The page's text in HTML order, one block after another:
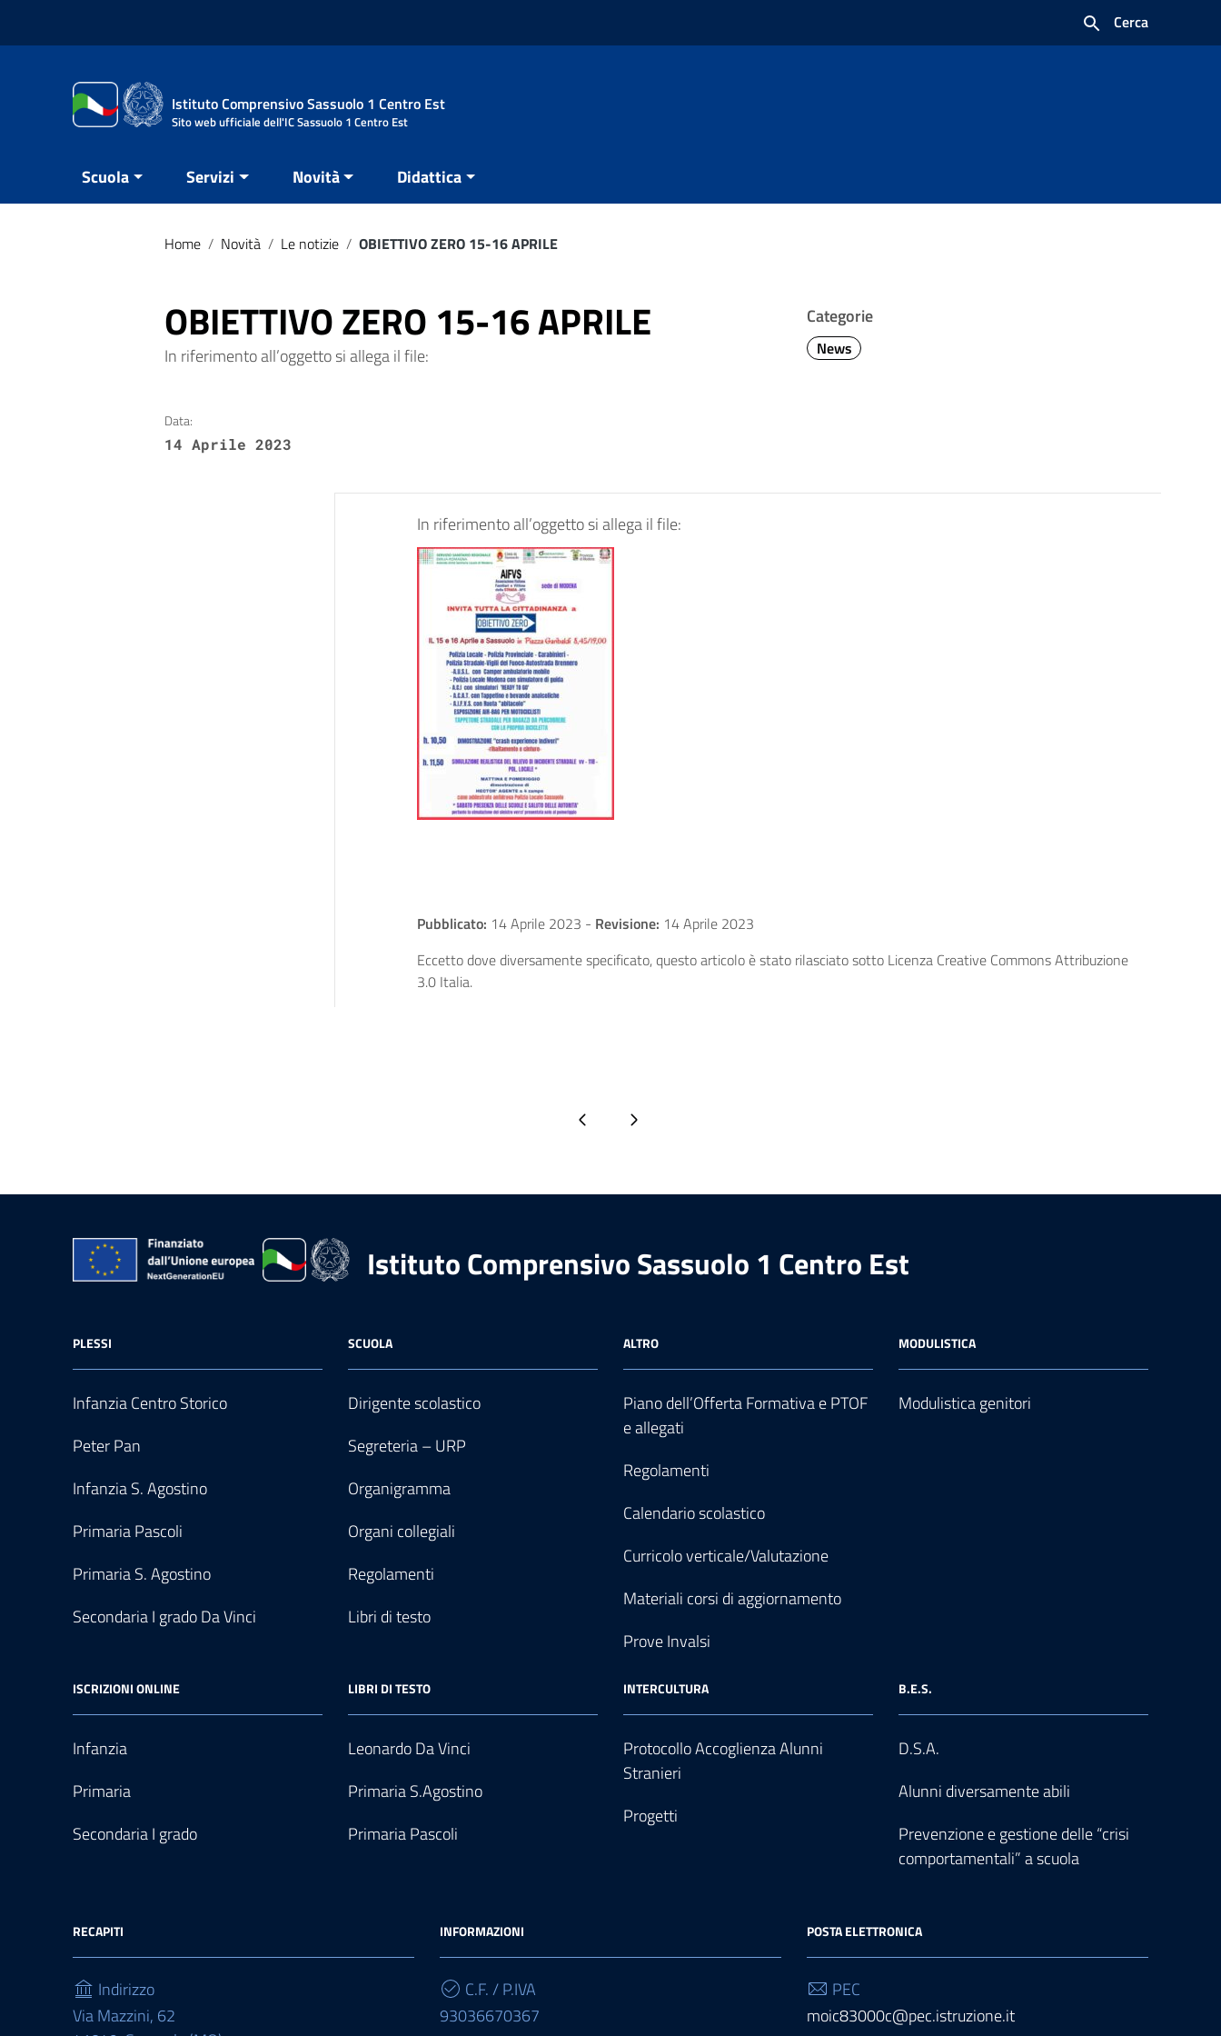
Cerca
Istituto Comprensivo Sassuolo 1 Centro Est
Sito web ufficiale dell'IC Sassuolo 1 Centro Est
Scuola Servizi Novità Didattica
Home / Novità / Le notizie / OBIETTIVO ZERO 15-16 APRILE
OBIETTIVO ZERO 15-16 APRILE
In riferimento all’oggetto si allega il file:
Categorie
News
Data:
14 Aprile 2023
In riferimento all’oggetto si allega il file:
Pubblicato: 14 Aprile 2023 - Revisione: 14 Aprile 2023
Eccetto dove diversamente specificato, questo articolo è stato rilasciato sotto Licenza Creative Commons Attribuzione
3.0 Italia.
Pagina precedentePagina successiva
Istituto Comprensivo Sassuolo 1 Centro Est
PLESSI
Infanzia Centro Storico
Peter Pan
Infanzia S. Agostino
Primaria Pascoli
Primaria S. Agostino
Secondaria I grado Da Vinci
SCUOLA
Dirigente scolastico
Segreteria – URP
Organigramma
Organi collegiali
Regolamenti
Libri di testo
ALTRO
Piano dell’Offerta Formativa e PTOF
e allegati
Regolamenti
Calendario scolastico
Curricolo verticale/Valutazione
Materiali corsi di aggiornamento
Prove Invalsi
MODULISTICA
Modulistica genitori
ISCRIZIONI ONLINE
Infanzia
Primaria
Secondaria I grado
LIBRI DI TESTO
Leonardo Da Vinci
Primaria S.Agostino
Primaria Pascoli
INTERCULTURA
Protocollo Accoglienza Alunni
Stranieri
Progetti
B.E.S.
D.S.A.
Alunni diversamente abili
Prevenzione e gestione delle “crisi
comportamentali” a scuola
RECAPITI
Indirizzo
Via Mazzini, 62
INFORMAZIONI
C.F. / P.IVA
93036670367
POSTA ELETTRONICA
PEC
moic83000c@pec.istruzione.it